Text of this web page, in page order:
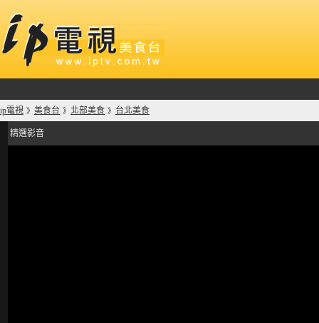
ip電視 》 美食台 》 北部美食 》 台北美食
精選影音